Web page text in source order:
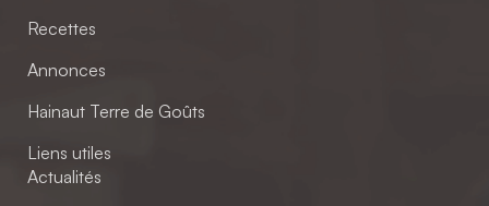
Recettes
Annonces
Hainaut Terre de Goûts
Liens utiles
Actualités